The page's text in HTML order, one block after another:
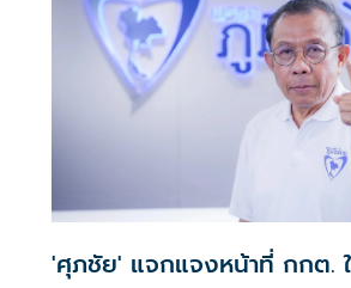
'ศุภชัย' แจกแจงหน้าที่ กกต.